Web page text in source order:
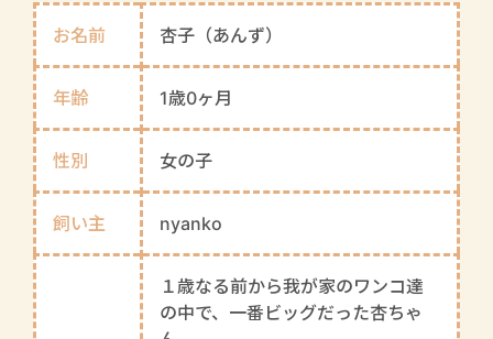
お名前 杏子（あんず）
年齢 1歳0ヶ月
性別 女の子
飼い主 nyanko
１歳なる前から我が家のワンコ達
の中で、一番ビッグだった杏ちゃ